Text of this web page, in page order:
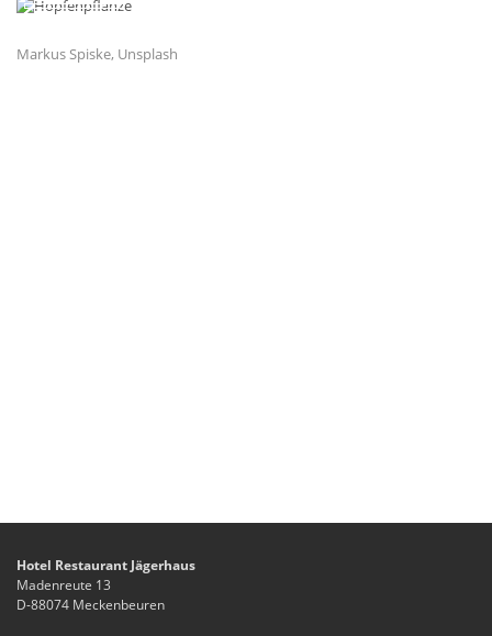
Markus Spiske, Unsplash
Hotel Restaurant Jägerhaus
Madenreute 13
D-88074 Meckenbeuren